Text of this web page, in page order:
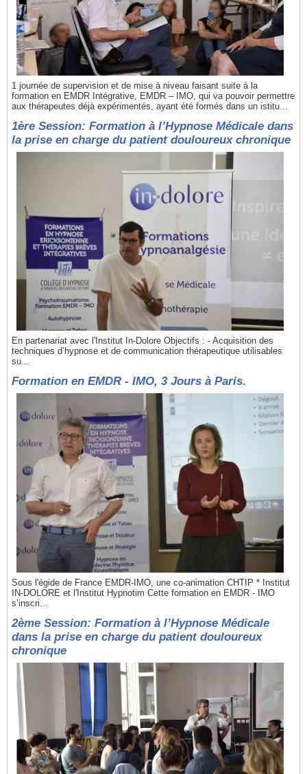
1 journée de supervision et de mise à niveau faisant suite à la
formation en EMDR Intégrative, EMDR – IMO, qui va pouvoir permettre
aux thérapeutes déjà expérimentés, ayant été formés dans un istitu...
1ère Session: Formation à l’Hypnose Médicale dans
la prise en charge du patient douloureux chronique
En partenariat avec l'Institut In-Dolore Objectifs : - Acquisition des
techniques d’hypnose et de communication thérapeutique utilisables
su...
Formation en EMDR - IMO, 3 Jours à Paris.
Sous l'égide de France EMDR-IMO, une co-animation CHTIP * Institut
IN-DOLORE et l'Institut Hypnotim Cette formation en EMDR - IMO
s’inscri...
2ème Session: Formation à l’Hypnose Médicale
dans la prise en charge du patient douloureux
chronique